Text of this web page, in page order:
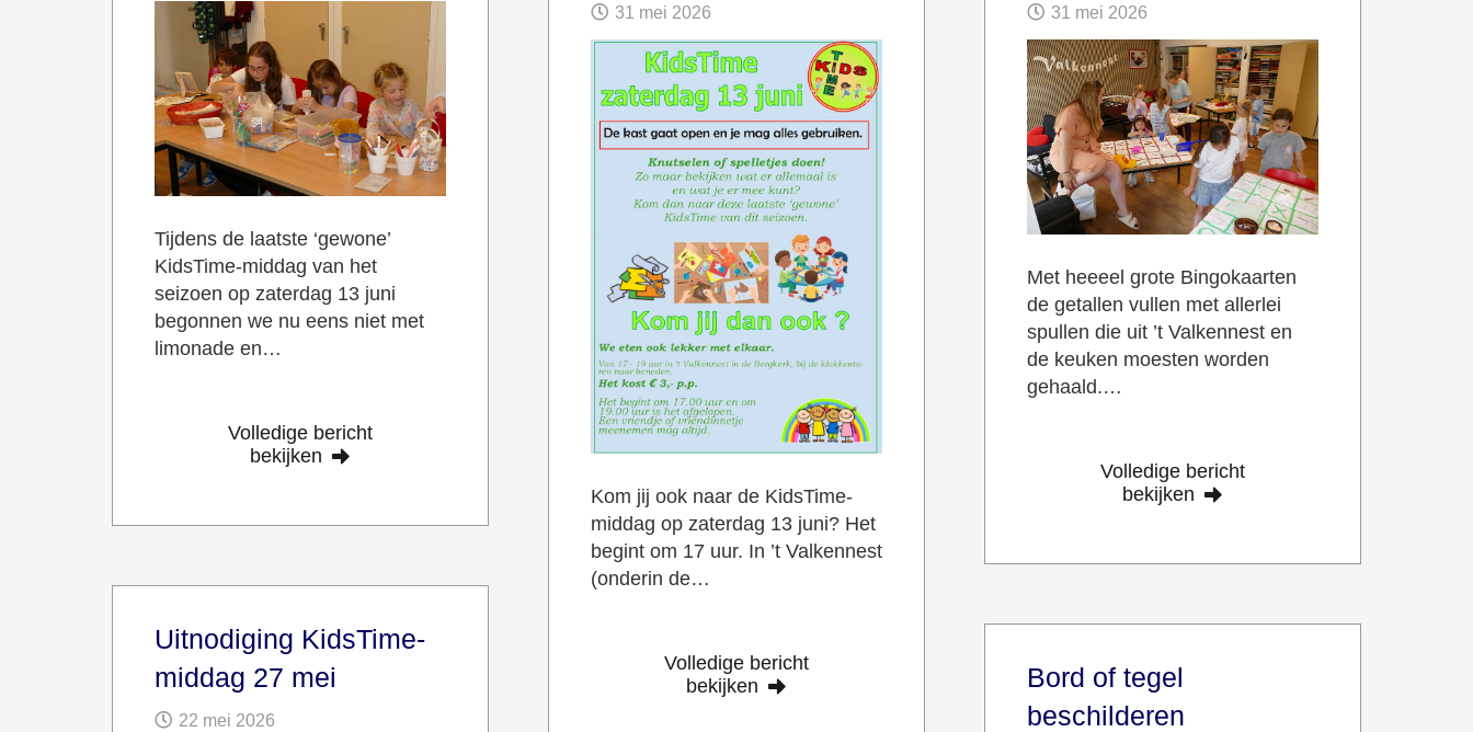
Tijdens de laatste ‘gewone’
KidsTime-middag van het
seizoen op zaterdag 13 juni
begonnen we nu eens niet met
limonade en…
Volledige bericht
bekijken
31 mei 2026
Kom jij ook naar de KidsTime-
middag op zaterdag 13 juni? Het
begint om 17 uur. In ’t Valkennest
(onderin de…
Volledige bericht
bekijken
31 mei 2026
Met heeeel grote Bingokaarten
de getallen vullen met allerlei
spullen die uit ’t Valkennest en
de keuken moesten worden
gehaald.…
Volledige bericht
bekijken
Uitnodiging KidsTime-
middag 27 mei
22 mei 2026
Bord of tegel
beschilderen